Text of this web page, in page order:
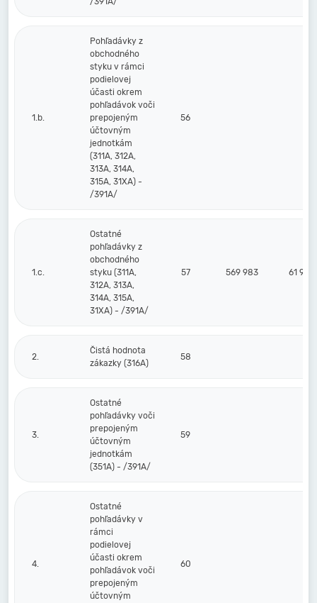
1.b.
Pohľadávky z
obchodného
styku v rámci
podielovej
účasti okrem
pohľadávok voči
prepojeným
účtovným
jednotkám
(311A, 312A,
313A, 314A,
315A, 31XA) -
/391A/
56
1.c.
Ostatné
pohľadávky z
obchodného
styku (311A,
312A, 313A,
314A, 315A,
31XA) - /391A/
57 569 983 61 975
2.
Čistá hodnota
zákazky (316A)
58
3.
Ostatné
pohľadávky voči
prepojeným
účtovným
jednotkám
(351A) - /391A/
59
4.
Ostatné
pohľadávky v
rámci
podielovej
účasti okrem
pohľadávok voči
prepojeným
účtovným
60